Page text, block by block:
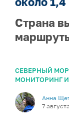
Страна
СЕВЕРНЫЙ
МОНИТОРИНГ
Анна
7